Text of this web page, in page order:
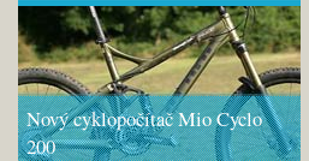
Nový cyklopočítač Mio Cyclo
200